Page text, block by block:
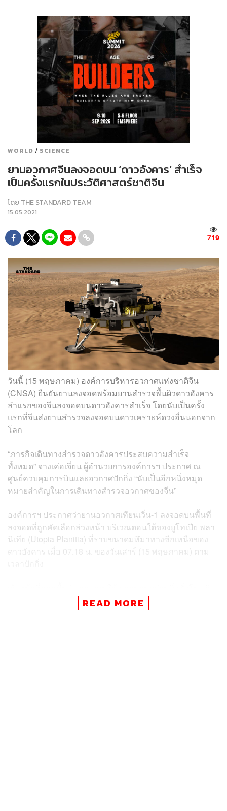
WORLD / SCIENCE
ยานอวกาศจีนลงจอดบน ‘ดาวอังคาร’ สำเร็จ
เป็นครั้งแรกในประวัติศาสตร์ชาติจีน
โดย THE STANDARD TEAM
15.05.2021
719
วันนี้ (15 พฤษภาคม) องค์การบริหารอวกาศแห่งชาติจีน
(CNSA) ยืนยันยานลงจอดพร้อมยานสำรวจพื้นผิวดาวอังคาร
ลำแรกของจีนลงจอดบนดาวอังคารสำเร็จ โดยนับเป็นครั้ง
แรกที่จีนส่งยานสำรวจลงจอดบนดาวเคราะห์ดวงอื่นนอกจาก
โลก
“ภารกิจเดินทางสำรวจดาวอังคารประสบความสำเร็จ
ทั้งหมด” จางเค่อเจี่ยน ผู้อำนวยการองค์การฯ ประกาศ ณ
ศูนย์ควบคุมการบินและอวกาศปักกิ่ง “นับเป็นอีกหนึ่งหมุด
หมายสำคัญในการเดินทางสำรวจอวกาศของจีน”
องค์การฯ ประกาศว่ายานอวกาศเทียนเวิ่น-1 ลงจอดบนพื้นที่
ลงจอดที่ถูกคัดเลือกล่วงหน้า บริเวณตอนใต้ของยูโทเปีย พลา
นิเทีย (Utopia Planitia) ที่ราบขนาดมหึมาทางซีกเหนือของ
ดาวอังคาร เมื่อ 07.18 น. ของวันเสาร์ (15 พฤษภาคม) ตาม
จะยืนยันความสำเร็จของการลงจอด โดยต้องรอยานสำรวจ
พื้นผิวกางแผงโซลาร์และเสาอากาศอัตโนมัติเพื่อส่งสัญญาณ
READ MORE